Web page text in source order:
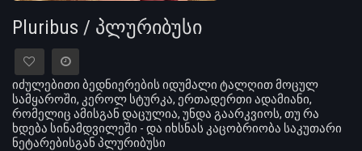
Pluribus / პლურიბუსი
იძულებითი ბედნიერების იდუმალი ტალღით მოცულ
სამყაროში, კეროლ სტურკა, ერთადერთი ადამიანი,
რომელიც ამისგან დაცულია, უნდა გაარკვიოს, თუ რა
ხდება სინამდვილეში - და იხსნას კაცობრიობა საკუთარი
ნეტარებისგან პლურიბუსი